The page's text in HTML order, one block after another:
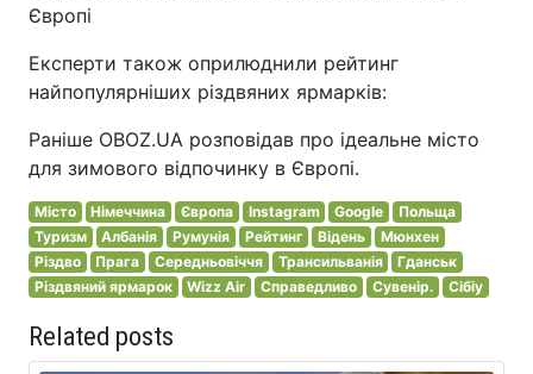
Європі
Експерти також оприлюднили рейтинг
найпопулярніших різдвяних ярмарків:
Раніше OBOZ.UA розповідав про ідеальне місто
для зимового відпочинку в Європі.
Місто Німеччина Європа Instagram Google
Польща
Туризм
Албанія Румунія Рейтинг Відень
Мюнхен
Різдво
Прага Середньовіччя Трансильванія
Гданськ
Різдвяний ярмарок
Wizz Air Справедливо Сувенір. Сібіу
Related posts